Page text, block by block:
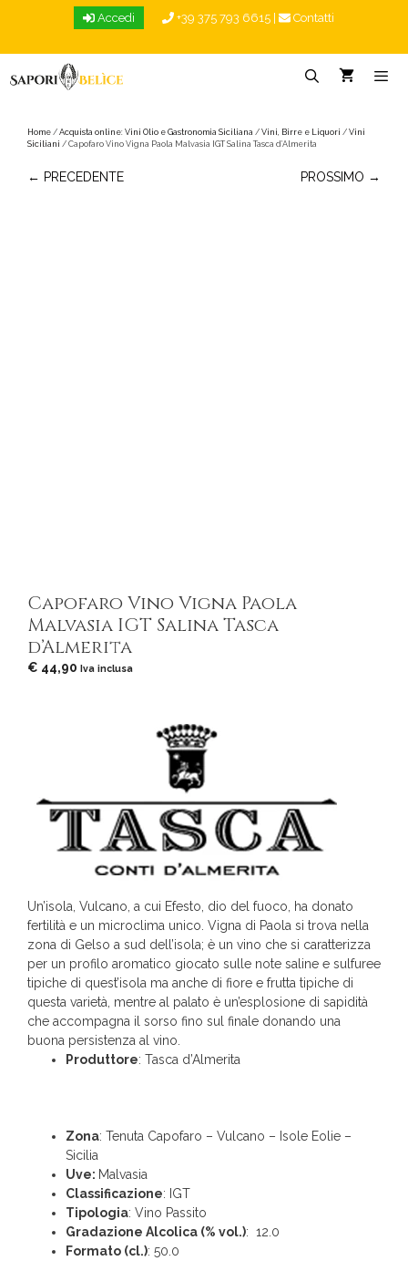
Accedi +39 375 793 6615 Contatti
Home / Acquista online: Vini Olio e Gastronomia Siciliana / Vini, Birre e Liquori / Vini
Siciliani / Capofaro Vino Vigna Paola Malvasia IGT Salina Tasca d’Almerita
← PRECEDENTE PROSSIMO →
Capofaro Vino Vigna Paola
Malvasia IGT Salina Tasca
d’Almerita
€ 44,90 Iva inclusa
Un’isola, Vulcano, a cui Efesto, dio del fuoco, ha donato
fertilità e un microclima unico. Vigna di Paola si trova nella
zona di Gelso a sud dell’isola; è un vino che si caratterizza
per un profilo aromatico giocato sulle note saline e sulfuree
tipiche di quest’isola ma anche di fiore e frutta tipiche di
questa varietà, mentre al palato è un’esplosione di sapidità
che accompagna il sorso fino sul finale donando una
buona persistenza al vino.
Produttore: Tasca d’Almerita
Zona: Tenuta Capofaro – Vulcano – Isole Eolie –
Sicilia
Uve: Malvasia
Classificazione: IGT
Tipologia: Vino Passito
Gradazione Alcolica (% vol.): 12.0
Formato (cl.): 50.0